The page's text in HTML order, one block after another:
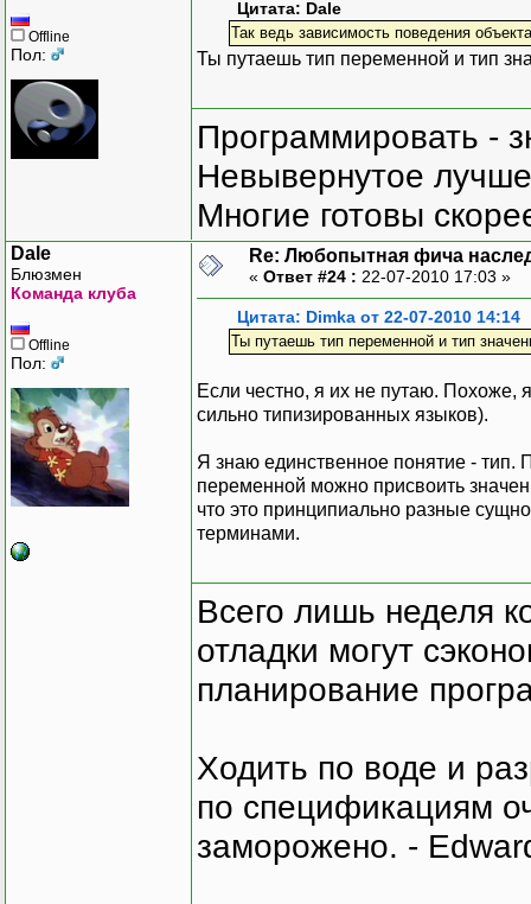
Offline
Пол:
Цитата: Dale
Так ведь зависимость поведения
Ты путаешь тип переменной и тип
Программировать -
Невывернутое
Многие готовы
Dale
Блюзмен
Команда клуба
Offline
Пол:
Re: Любопытная фича
« Ответ #24 : 22-07-2010 17:03 »
Цитата: Dimka от 22-07-2010 14:14
Ты путаешь тип переменной и тип
Если честно, я их не путаю. Похоже,
сильно типизированных языков).
Я знаю единственное понятие - тип.
переменной можно присвоить
что это принципиально разные
терминами.
Всего лишь неделя
отладки могут
планирование
Ходить по воде и
по спецификациям
заморожено. -